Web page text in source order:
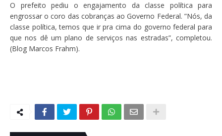
O prefeito pediu o engajamento da classe política para
engrossar o coro das cobranças ao Governo Federal. ”Nós, da
classe política, temos que ir pra cima do governo federal para
que nos dê um plano de serviços nas estradas”, completou.
(Blog Marcos Frahm).